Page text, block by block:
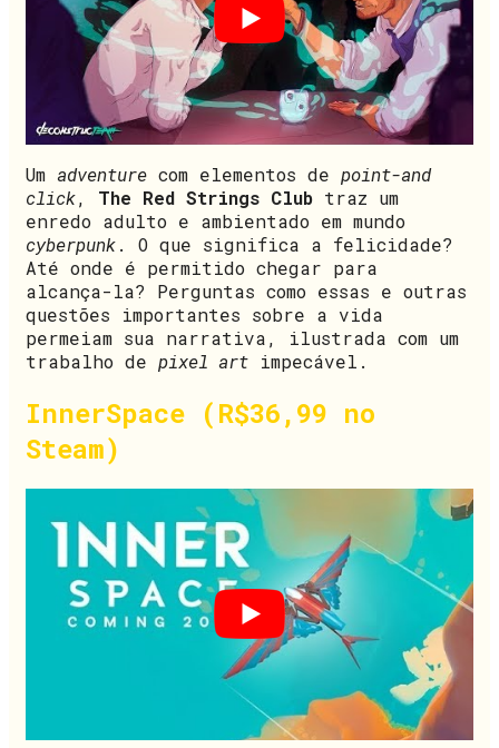
Um adventure com elementos de point-and
click, The Red Strings Club traz um
enredo adulto e ambientado em mundo
cyberpunk. O que significa a felicidade?
Até onde é permitido chegar para
alcança-la? Perguntas como essas e outras
questões importantes sobre a vida
permeiam sua narrativa, ilustrada com um
trabalho de pixel art impecável.
InnerSpace (R$36,99 no
Steam)